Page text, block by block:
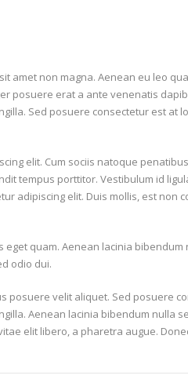
amet non magna. Aenean eu leo
posuere erat a ante venenatis
Sed posuere consectetur est at
elit. Cum sociis natoque
tempus porttitor. Vestibulum id
adipiscing elit. Duis mollis, est non
quam. Aenean lacinia
odio dui.
posuere velit aliquet. Sed posuere
Aenean lacinia bibendum nulla
elit libero, a pharetra augue.